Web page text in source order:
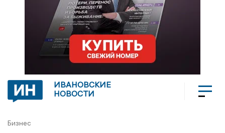
ИВАНОВСКИЕ
НОВОСТИ
Бизнес